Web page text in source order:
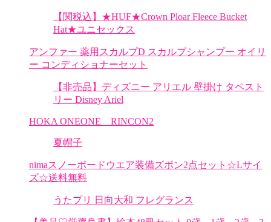
【関税込】★HUF★Crown Ploar Fleece Bucket
Hat★ユニセックス
アンファー 薬用スカルプD スカルプシャンプー オイリ
ー コンディショナーセット
【非売品】ディズニー アリエル 壁掛け タペスト
リー Disney Ariel
HOKA ONEONE RINCON2
夏帽子
nimaスノーボードウエア装備ズボン2点セット☆Lサイ
ズ☆送料無料
うたプリ 日向大和 フレグランス